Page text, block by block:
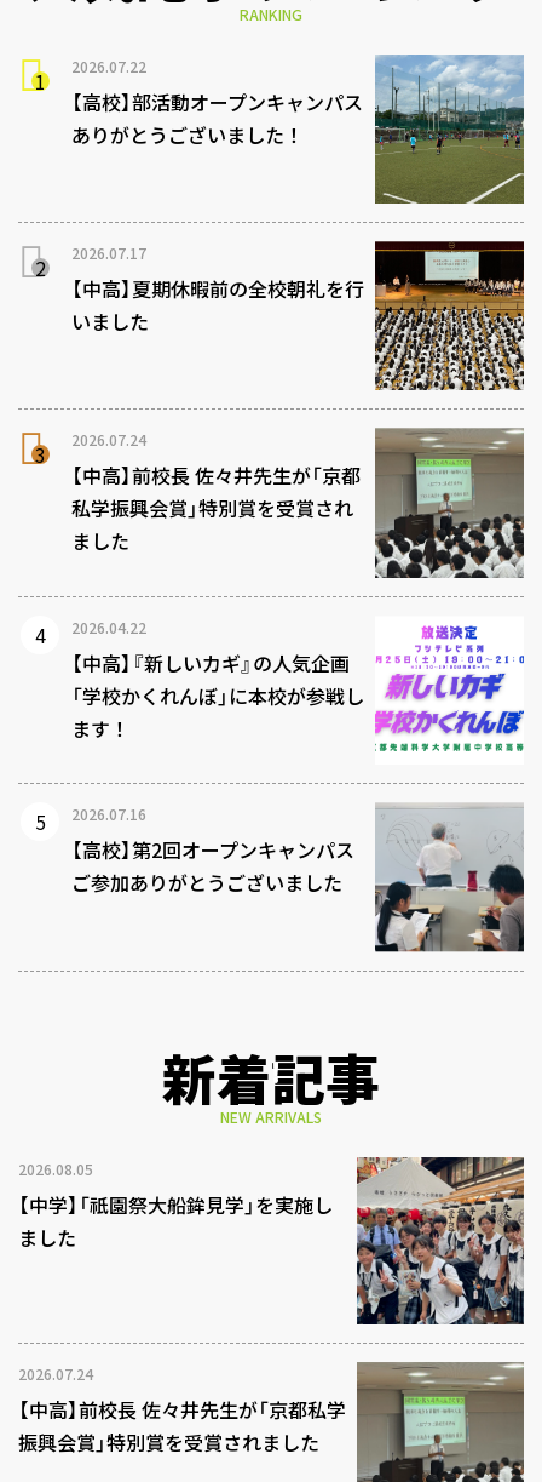
RANKING
2026.07.22
【高校】部活動オープンキャンパス
ありがとうございました！
2026.07.17
【中高】夏期休暇前の全校朝礼を行
いました
2026.07.24
【中高】前校長 佐々井先生が「京都
私学振興会賞」特別賞を受賞され
ました
2026.04.22
【中高】『新しいカギ』の人気企画
「学校かくれんぼ」に本校が参戦し
ます！
2026.07.16
【高校】第2回オープンキャンパス
ご参加ありがとうございました
新着記事
NEW ARRIVALS
2026.08.05
【中学】「祇園祭大船鉾見学」を実施し
ました
2026.07.24
【中高】前校長 佐々井先生が「京都私学
振興会賞」特別賞を受賞されました